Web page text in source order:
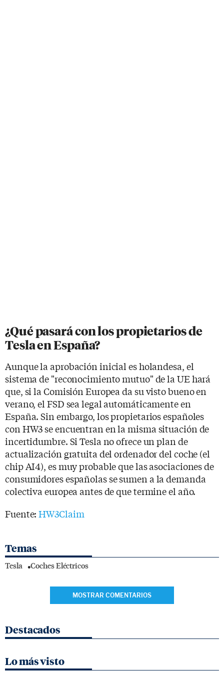
¿Qué pasará con los propietarios de
Tesla en España?
Aunque la aprobación inicial es holandesa, el
sistema de "reconocimiento mutuo" de la UE hará
que, si la Comisión Europea da su visto bueno en
verano, el FSD sea legal automáticamente en
España. Sin embargo, los propietarios españoles
con HW3 se encuentran en la misma situación de
incertidumbre. Si Tesla no ofrece un plan de
actualización gratuita del ordenador del coche (el
chip AI4), es muy probable que las asociaciones de
consumidores españolas se sumen a la demanda
colectiva europea antes de que termine el año.
Fuente:HW3Claim
Temas
Tesla Coches Eléctricos
MOSTRAR COMENTARIOS
Destacados
Lo más visto